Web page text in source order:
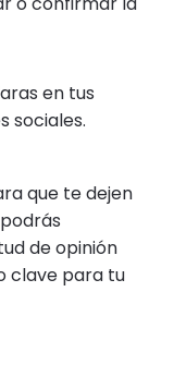
en tus
sociales.
que te dejen
de opinión
clave para tu